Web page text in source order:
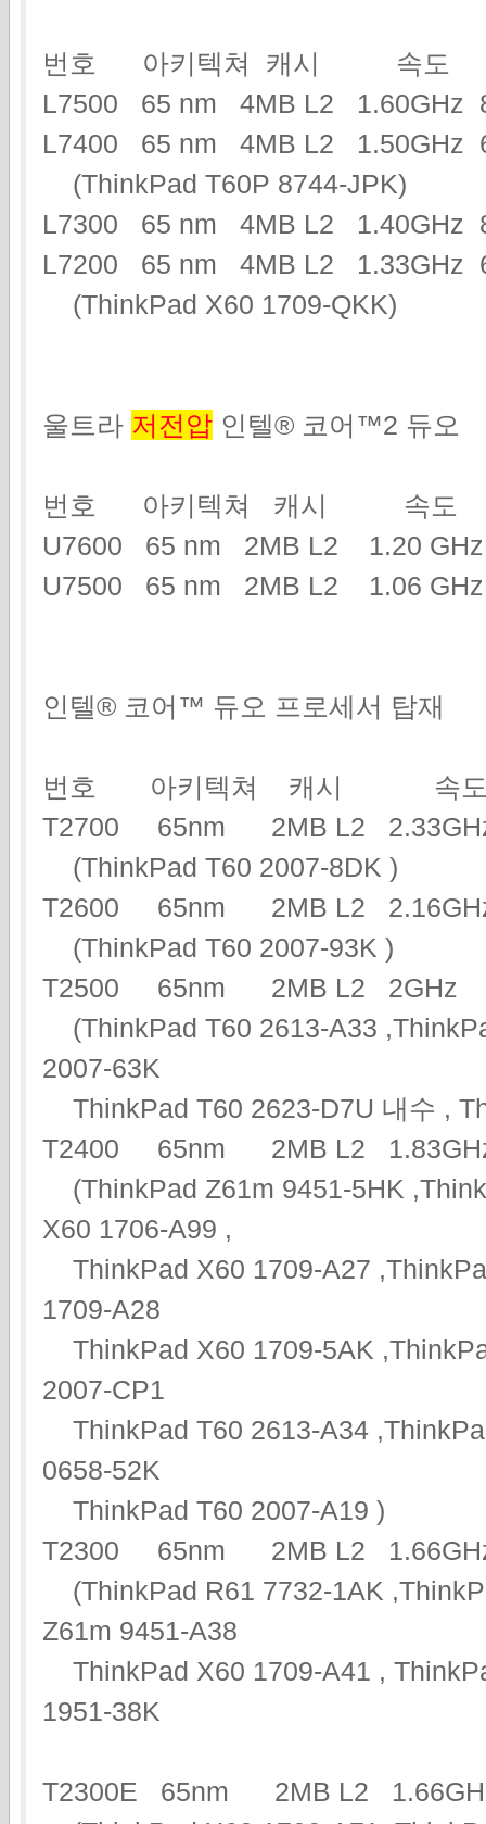
번호 아키텍쳐 캐시 속도
L7500 65 nm 4MB L2
L7400 65 nm 4MB L2
(ThinkPad T60P 8744-JPK)
L7300 65 nm 4MB L2
L7200 65 nm 4MB L2 1.33GHz
(ThinkPad X60 1709-QKK)
울트라 저전압 인텔® 코어™2 듀오
번호 아키텍쳐 캐시 속도
U7600 65 nm 2MB L2 1.20
U7500 65 nm 2MB L2 1.06
인텔® 코어™ 듀오 프로세서 탑재
번호 아키텍쳐 캐시 속도
T2700 65nm 2MB L2
(ThinkPad T60 2007-8DK )
T2600 65nm 2MB L2
(ThinkPad T60 2007-93K )
T2500 65nm 2MB L2
(ThinkPad T60 2613-A33
2007-63K
ThinkPad T60 2623-D7U 내수 ,
T2400 65nm 2MB L2
(ThinkPad Z61m 9451-5HK
X60 1706-A99 ,
ThinkPad X60 1709-A27
1709-A28
ThinkPad X60 1709-5AK
2007-CP1
ThinkPad T60 2613-A34
0658-52K
ThinkPad T60 2007-A19 )
T2300 65nm 2MB L2
(ThinkPad R61 7732-1AK
Z61m 9451-A38
ThinkPad X60 1709-A41 ,
1951-38K
T2300E 65nm 2MB L2